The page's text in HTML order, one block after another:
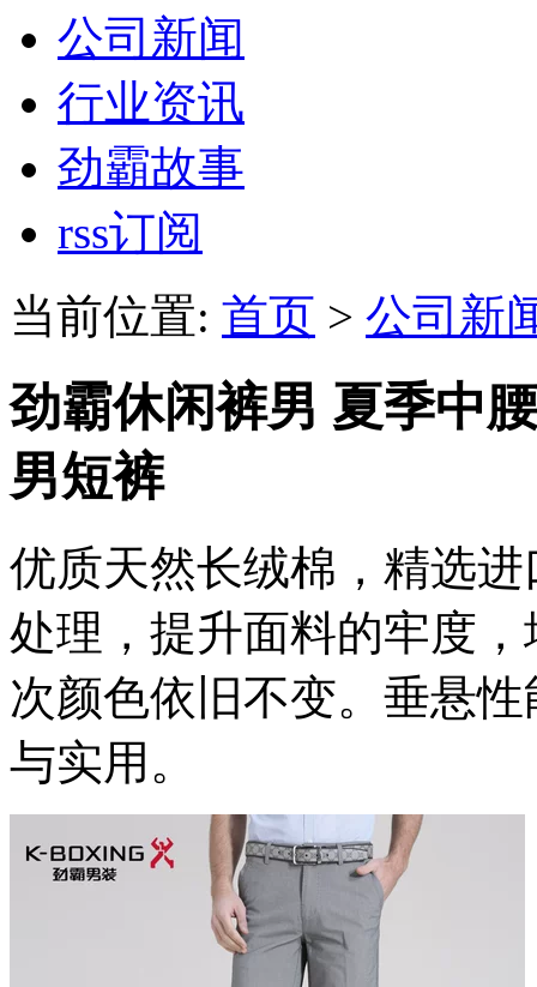
公司新闻
行业资讯
劲霸故事
rss订阅
当前位置: 首页 > 公司新
劲霸休闲裤男 夏季中
男短裤
优质天然长绒棉，精选
处理，提升面料的牢度
次颜色依旧不变。垂悬
与实用。